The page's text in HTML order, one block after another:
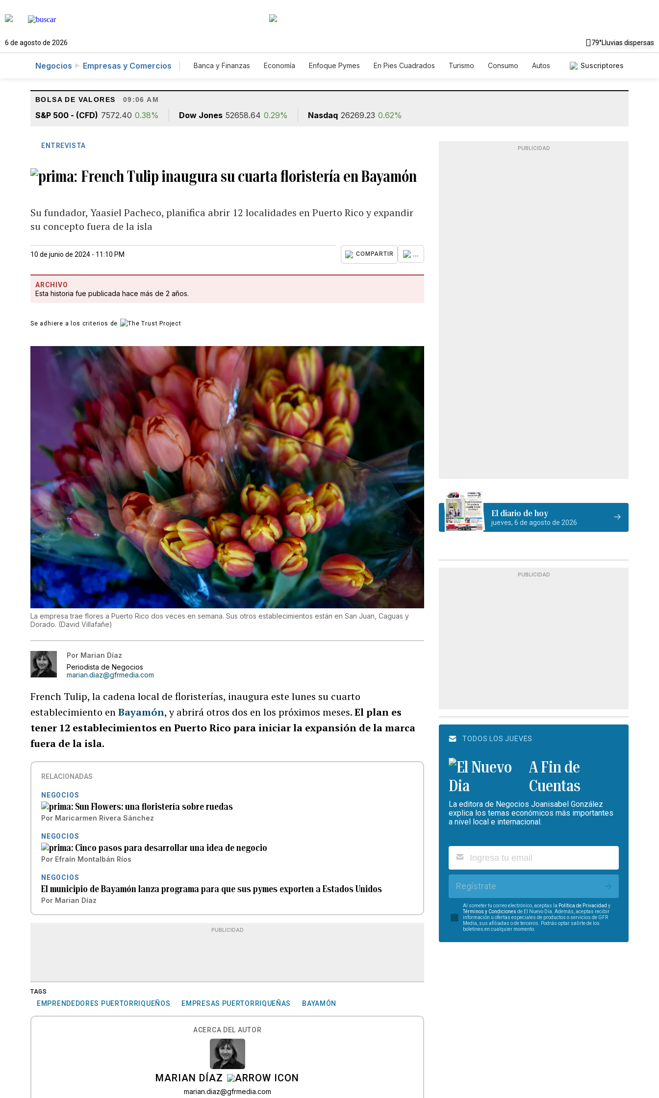
6 de agosto de 2026 79°Lluvias dispersas
Negocios Empresas y Comercios Banca y Finanzas Economía Enfoque Pymes En Pies Cuadrados Turismo Consumo
Autos
Suscriptores
BOLSA DE VALORES 09:06 AM
S&P 500 - (CFD) 7572.40 0.38% Dow Jones 52658.64 0.29% Nasdaq 26269.23 0.62%
ENTREVISTA
French Tulip inaugura su cuarta floristería en Bayamón
Su fundador, Yaasiel Pacheco, planifica abrir 12 localidades en Puerto Rico y expandir
su concepto fuera de la isla
10 de junio de 2024 - 11:10 PM COMPARTIR ...
ARCHIVO
Esta historia fue publicada hace más de 2 años.
Se adhiere a los criterios de
La empresa trae flores a Puerto Rico dos veces en semana. Sus otros establecimientos están en San Juan, Caguas y
Dorado. (David Villafañe)
Por Marian Díaz
Periodista de Negocios
marian.diaz@gfrmedia.com
French Tulip, la cadena local de floristerías, inaugura este lunes su cuarto
establecimiento enBayamón, y abrirá otros dos en los próximos meses.El plan es
tener 12 establecimientos en Puerto Rico para iniciar la expansión de la marca
fuera de la isla.
RELACIONADAS
NEGOCIOS
Sun Flowers: una floristería sobre ruedas
Por Maricarmen Rivera Sánchez
NEGOCIOS
Cinco pasos para desarrollar una idea de negocio
Por Efraín Montalbán Ríos
NEGOCIOS
El municipio de Bayamón lanza programa para que sus pymes exporten a Estados Unidos
Por Marian Díaz
PUBLICIDAD
TAGS
EMPRENDEDORES PUERTORRIQUEÑOS EMPRESAS PUERTORRIQUEÑAS BAYAMÓN
ACERCA DEL AUTOR
MARIAN DÍAZ
marian.diaz@gfrmedia.com
PUBLICIDAD
El diario de hoy
jueves, 6 de agosto de 2026
PUBLICIDAD
TODOS LOS JUEVES
A Fin de
Cuentas
La editora de Negocios Joanisabel González
explica los temas económicos más importantes
a nivel local e internacional.
Regístrate
Al someter tu correo electrónico, aceptas la Política de Privacidad y
Términos y Condiciones de El Nuevo Día. Además, aceptas recibir
información u ofertas especiales de productos o servicios de GFR
Media, sus afiliadas o de terceros. Podrás optar salirte de los
boletines en cualquier momento.